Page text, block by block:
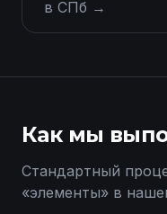
в СПб →
Как мы
Стандартный
«элементы» в